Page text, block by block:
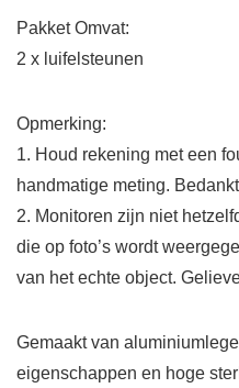
Pakket Omvat:
2 x luifelsteunen
Opmerking:
1. Houd rekening met een
handmatige meting.
2. Monitoren zijn niet
die op foto’s wordt
van het echte object.
Gemaakt van
eigenschappen en hoge